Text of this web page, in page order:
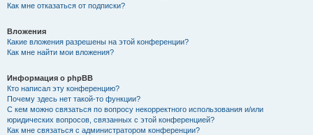
Как мне отказаться от подписки?
Вложения
Какие вложения разрешены на этой конференции?
Как мне найти мои вложения?
Информация о phpBB
Кто написал эту конференцию?
Почему здесь нет такой-то функции?
С кем можно связаться по вопросу некорректного использования и/или
юридических вопросов, связанных с этой конференцией?
Как мне связаться с администратором конференции?